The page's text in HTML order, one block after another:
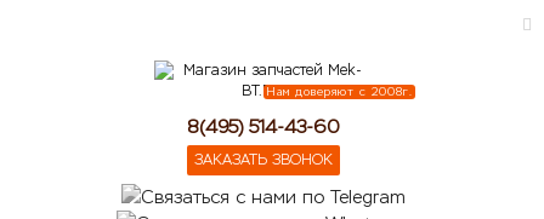
Нам доверяют с 2008г.
8(495) 514-43-60
ЗАКАЗАТЬ ЗВОНОК